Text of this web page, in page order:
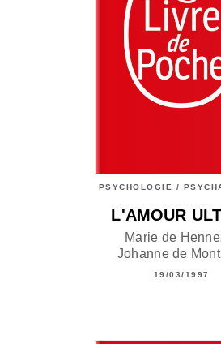
PSYCHOLOGIE /
L'AMOUR
Marie de
Johanne de
19/03/1997